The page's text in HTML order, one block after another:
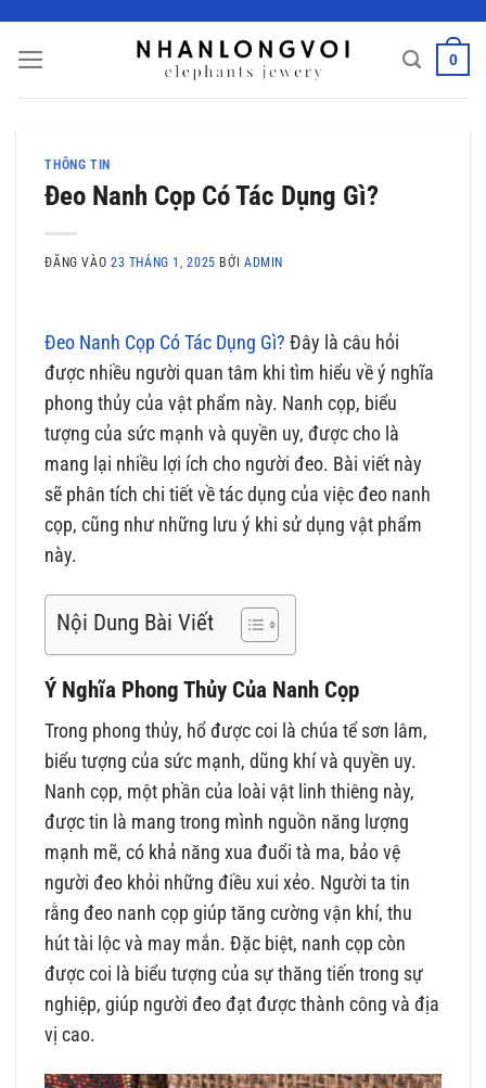
nội
0
THÔNG TIN
Đeo Nanh Cọp Có Tác Dụng Gì?
ĐĂNG VÀO 23 THÁNG 1, 2025 BỞI ADMIN
Đeo Nanh Cọp Có Tác Dụng Gì? Đây là câu hỏi
được nhiều người quan tâm khi tìm hiểu về ý nghĩa
phong thủy của vật phẩm này. Nanh cọp, biểu
tượng của sức mạnh và quyền uy, được cho là
mang lại nhiều lợi ích cho người đeo. Bài viết này
sẽ phân tích chi tiết về tác dụng của việc đeo nanh
cọp, cũng như những lưu ý khi sử dụng vật phẩm
này.
Nội Dung Bài Viết
Ý Nghĩa Phong Thủy Của Nanh Cọp
Trong phong thủy, hổ được coi là chúa tể sơn lâm,
biểu tượng của sức mạnh, dũng khí và quyền uy.
Nanh cọp, một phần của loài vật linh thiêng này,
được tin là mang trong mình nguồn năng lượng
mạnh mẽ, có khả năng xua đuổi tà ma, bảo vệ
người đeo khỏi những điều xui xẻo. Người ta tin
rằng đeo nanh cọp giúp tăng cường vận khí, thu
hút tài lộc và may mắn. Đặc biệt, nanh cọp còn
được coi là biểu tượng của sự thăng tiến trong sự
nghiệp, giúp người đeo đạt được thành công và địa
vị cao.